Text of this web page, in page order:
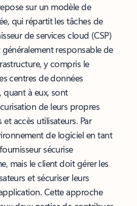
sur un modèle de
qui répartit les tâches de
de services cloud (CSP)
généralement responsable de
y compris le
centres de données
quant à eux, sont
de leurs propres
accès utilisateurs. Par
de logiciel en tant
sécurise
mais le client doit gérer les
et sécuriser leurs
Cette approche